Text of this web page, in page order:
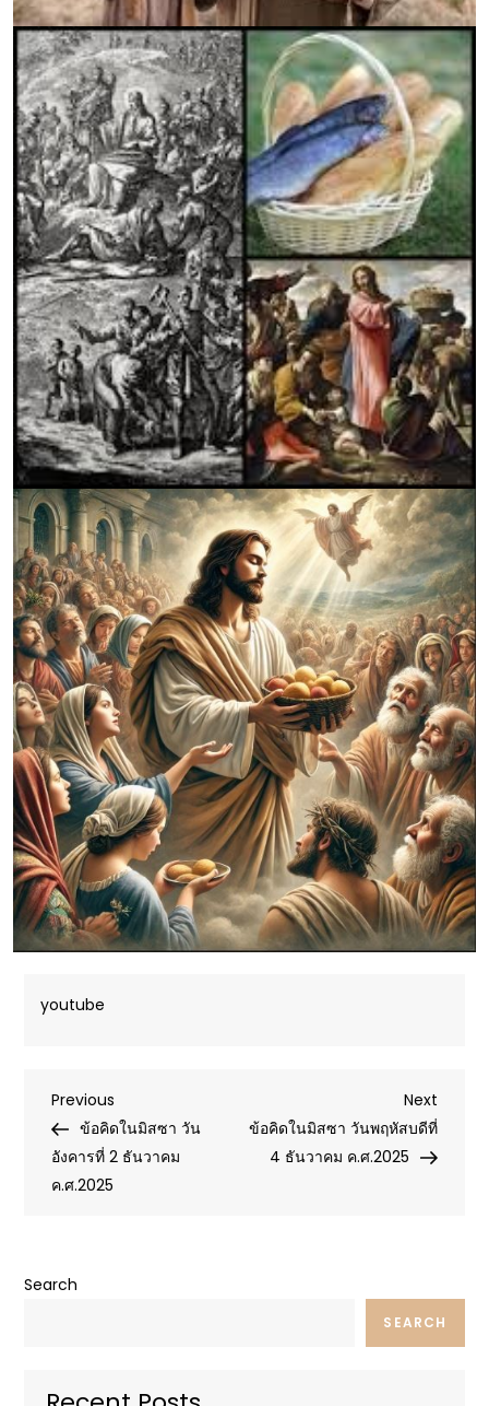
youtube
Post
navigation
Previous
Post
Previous
ข้อคิดในมิสซา วัน
อังคารที่ 2 ธันวาคม
ค.ศ.2025
Next
Post
Next
ข้อคิดในมิสซา วันพฤหัสบดีที่
4 ธันวาคม ค.ศ.2025
Search
SEARCH